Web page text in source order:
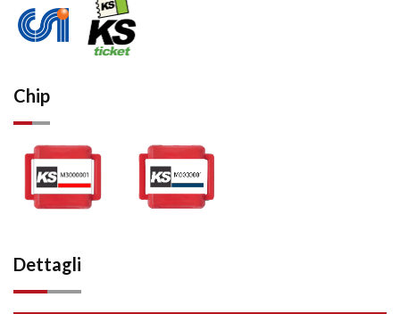
Chip
Dettagli